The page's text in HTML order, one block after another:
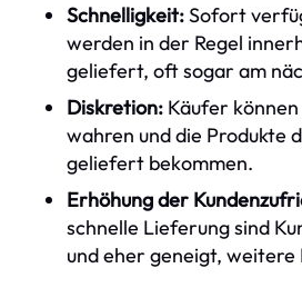
Schnelligkeit:Sofort
werden in der Regel
geliefert, oft sogar am
Diskretion: Käufer
wahren und die Produkte
geliefert bekommen.
Erhöhung der
schnelle Lieferung sind
und eher geneigt, weitere